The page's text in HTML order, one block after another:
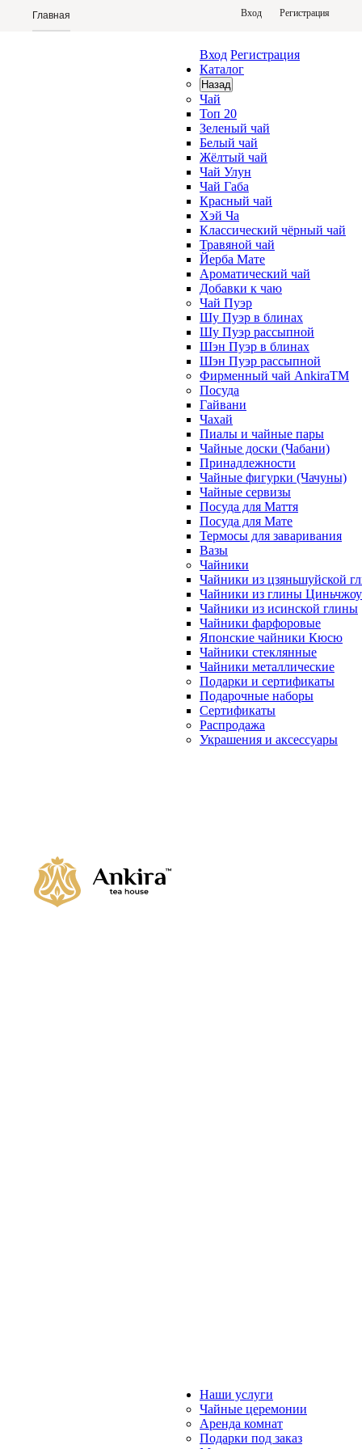
Главная Вход Регистрация
Вход Регистрация
Каталог
Назад
Чай
Топ 20
Зеленый чай
Белый чай
Жёлтый чай
Чай Улун
Чай Габа
Красный чай
Хэй Ча
Классический чёрный чай
Травяной чай
Йерба Мате
Ароматический чай
Добавки к чаю
Чай Пуэр
Шу Пуэр в блинах
Шу Пуэр рассыпной
Шэн Пуэр в блинах
Шэн Пуэр рассыпной
Фирменный чай AnkiraTM
Посуда
Гайвани
Чахай
Пиалы и чайные пары
Чайные доски (Чабани)
Принадлежности
Чайные фигурки (Чачуны)
Чайные сервизы
Посуда для Маття
Посуда для Мате
Термосы для заваривания
Вазы
Чайники
Чайники из цзяньшуйской
Чайники из глины Циньчжоу
Чайники из исинской глины
Чайники фарфоровые
Японские чайники Кюсю
Чайники стеклянные
Чайники металлические
Подарки и сертификаты
Подарочные наборы
Сертификаты
Распродажа
Украшения и аксессуары
Наши услуги
Чайные церемонии
Аренда комнат
Подарки под заказ